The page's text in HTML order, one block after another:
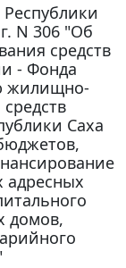
N 306 "Об
средств
- Фонда
жилищно-
Саха
адресных
домов,